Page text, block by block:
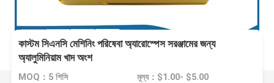
কাস্টম সিএনসি মেশিনিং পরিষেবা অ্যারোস্পেস সরঞ্জামের জন্য
অ্যালুমিনিয়াম খাদ অংশ
MOQ：5 পিসি মূল্য：$1.00- $5.00